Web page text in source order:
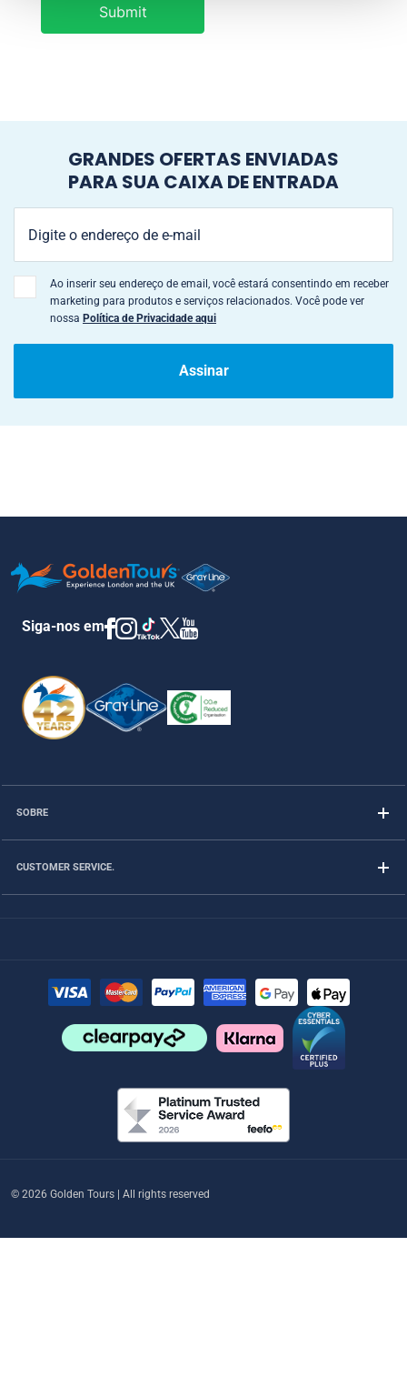
GRANDES OFERTAS ENVIADAS
PARA SUA CAIXA DE ENTRADA
Ao inserir seu endereço de email, você estará consentindo em receber
marketing para produtos e serviços relacionados. Você pode ver
nossa Política de Privacidade aqui
Assinar
Siga-nos em
SOBRE
CUSTOMER SERVICE.
© 2026 Golden Tours | All rights reserved